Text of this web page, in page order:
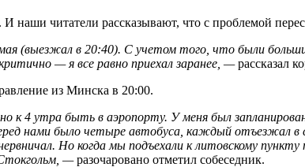
наши читатели рассказывают, что с проблемой
(выезжал в 20:40). С учетом того, что были
— я все равно приехал заранее, —рассказал
из Минска в 20:00.
4 утра быть в аэропорту. У меня был
нами было четыре автобуса, каждый отъезжал в
Но когда мы подъехали к литовскому
—разочаровано отметил собеседник.